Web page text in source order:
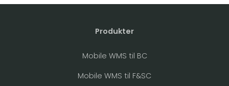
Produkter
Mobile WMS til BC
Mobile WMS til F&SC